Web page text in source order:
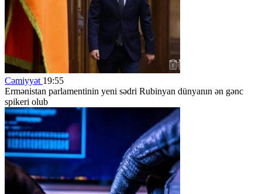
Cəmiyyət 19:55
Ermənistan parlamentinin yeni sədri Rubinyan dünyanın ən gənc
spikeri olub